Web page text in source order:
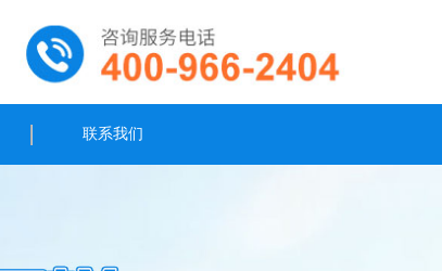
联系我们